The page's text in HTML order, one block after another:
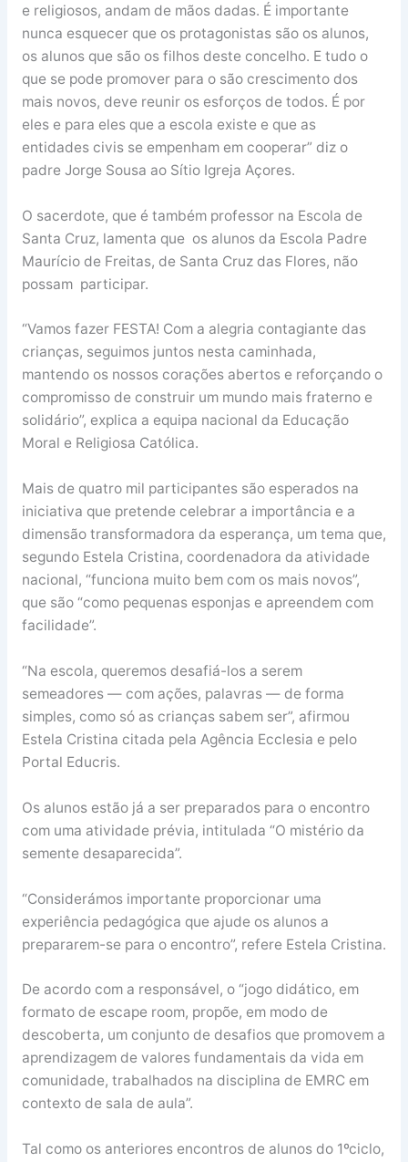
e religiosos, andam de mãos dadas. É importante
nunca esquecer que os protagonistas são os alunos,
os alunos que são os filhos deste concelho. E tudo o
que se pode promover para o são crescimento dos
mais novos, deve reunir os esforços de todos. É por
eles e para eles que a escola existe e que as
entidades civis se empenham em cooperar” diz o
padre Jorge Sousa ao Sítio Igreja Açores.
O sacerdote, que é também professor na Escola de
Santa Cruz, lamenta que os alunos da Escola Padre
Maurício de Freitas, de Santa Cruz das Flores, não
possam participar.
“Vamos fazer FESTA! Com a alegria contagiante das
crianças, seguimos juntos nesta caminhada,
mantendo os nossos corações abertos e reforçando o
compromisso de construir um mundo mais fraterno e
solidário”, explica a equipa nacional da Educação
Moral e Religiosa Católica.
Mais de quatro mil participantes são esperados na
iniciativa que pretende celebrar a importância e a
dimensão transformadora da esperança, um tema que,
segundo Estela Cristina, coordenadora da atividade
nacional, “funciona muito bem com os mais novos”,
que são “como pequenas esponjas e apreendem com
facilidade”.
“Na escola, queremos desafiá-los a serem
semeadores — com ações, palavras — de forma
simples, como só as crianças sabem ser”, afirmou
Estela Cristina citada pela Agência Ecclesia e pelo
Portal Educris.
Os alunos estão já a ser preparados para o encontro
com uma atividade prévia, intitulada “O mistério da
semente desaparecida”.
“Considerámos importante proporcionar uma
experiência pedagógica que ajude os alunos a
prepararem-se para o encontro”, refere Estela Cristina.
De acordo com a responsável, o “jogo didático, em
formato de escape room, propõe, em modo de
descoberta, um conjunto de desafios que promovem a
aprendizagem de valores fundamentais da vida em
comunidade, trabalhados na disciplina de EMRC em
contexto de sala de aula”.
Tal como os anteriores encontros de alunos do 1ºciclo,